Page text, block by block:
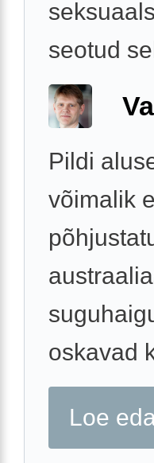
seotud
Pildi
võimalik
oskavad
Loe